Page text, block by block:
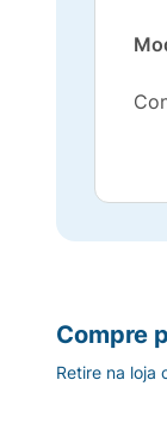
Compre
Retire na loja